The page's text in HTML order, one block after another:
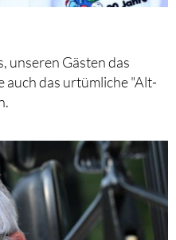
unseren Gästen das
auch das urtümliche "Alt-